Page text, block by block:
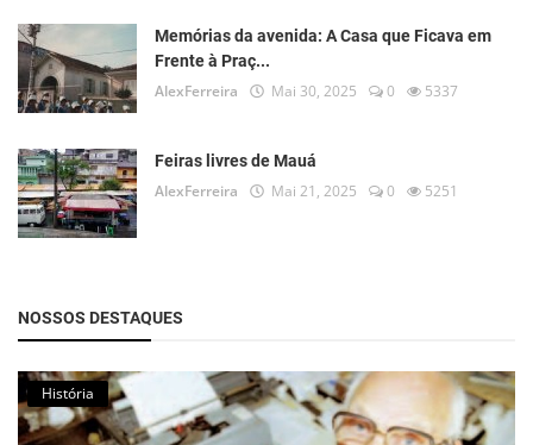
Memórias da avenida: A Casa que Ficava em
Frente à Praç...
AlexFerreira Mai 30, 2025 0 5337
Feiras livres de Mauá
AlexFerreira Mai 21, 2025 0 5251
NOSSOS DESTAQUES
História